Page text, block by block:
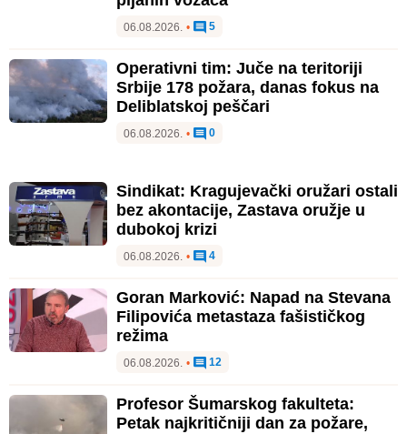
06.08.2026. • 5
Operativni tim: Juče na teritoriji
Srbije 178 požara, danas fokus na
Deliblatskoj peščari
06.08.2026. • 0
Sindikat: Kragujevački oružari ostali
bez akontacije, Zastava oružje u
dubokoj krizi
06.08.2026. • 4
Goran Marković: Napad na Stevana
Filipovića metastaza fašističkog
režima
06.08.2026. • 12
Profesor Šumarskog fakulteta:
Petak najkritičniji dan za požare,